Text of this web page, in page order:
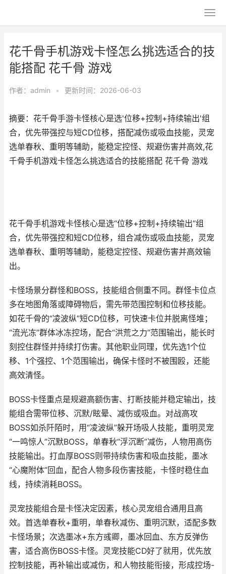
花千骨手机游戏卡怪怎么挑选适合的技
能搭配 花千骨 游戏
作者： admin • 更新时间：2026-06-03
摘要：花千骨手游卡怪核心是选'位移+控制+持续输出'组
合，优先带强控与短CD位移，搭配减伤或吸血技能，灵宠
选单春秋、重明等辅助，能稳定控怪、规避伤害并高效,花
千骨手机游戏卡怪怎么挑选适合的技能搭配 花千骨 游戏
花千骨手机游戏卡怪核心是选“位移+控制+持续输出”组
合，优先带强控和短CD位移，组合减伤或吸血技能，灵宠
选单春秋、重明等辅助，能稳定控怪、规避伤害并高效输
出。
卡怪场景分群怪和BOSS，技能组合侧重不同。群怪卡位点
多在地图角落或障碍物后，需先带范围控制和位移技能。
如花千骨的“凌波纵”短CD位移，可快速卡位并脱离怪堆；
“流光冻”群体冰冻控场，配合“洪荒之力”范围输出，能长时
刻控住群怪并持续打伤害。其他职业同理，优先选1个位
移、1个强控、1个范围输出，确保卡怪时不被围殴，还能
高效清怪。
BOSS卡怪重点是规避高额伤害、打断技能并稳定输出，技
能组合需带位移、沉默/眩晕、减伤或吸血。对战高攻
BOSS如杀阡陌时，用“凌波纵”躲开场吸人技能，重明灵宠
“一鸣惊人”沉默BOSS，单春秋“浮沉断”减伤，人物用高伤
技能输出。打血厚BOSS则带持续伤害和吸血技能，墨冰
“心魔附体”回血，配合人物多段伤害技能，卡怪时稳住血
线，持续消耗BOSS。
灵宠技能组合是卡怪决定因素，核心灵宠组合通用且高
效。首选单春秋+重明，单春秋减伤、重明沉默，适配多数
卡怪场景；次选墨冰+东方彧卿，墨冰回血、东方反弹伤
害，适合高伤BOSS卡怪。灵宠技能CD好了就用，优先放
控制技能，再补输出或减伤，和人物技能衔接，形成控场-